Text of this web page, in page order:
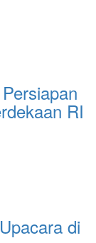
RI
di